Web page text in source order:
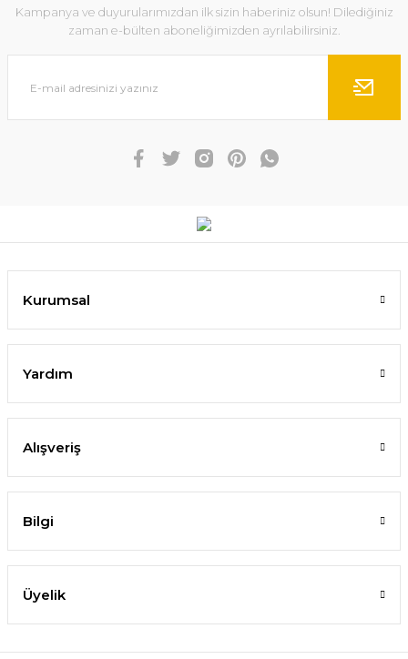
Kampanya ve duyurularımızdan ilk sizin haberiniz olsun! Dilediğiniz
zaman e-bülten aboneliğimizden ayrılabilirsiniz.
Kurumsal
Yardım
Alışveriş
Bilgi
Üyelik